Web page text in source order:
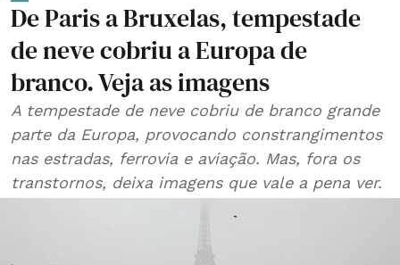
De Paris a Bruxelas, tempestade
de neve cobriu a Europa de
branco. Veja as imagens
A tempestade de neve cobriu de branco grande
parte da Europa, provocando constrangimentos
nas estradas, ferrovia e aviação. Mas, fora os
transtornos, deixa imagens que vale a pena ver.